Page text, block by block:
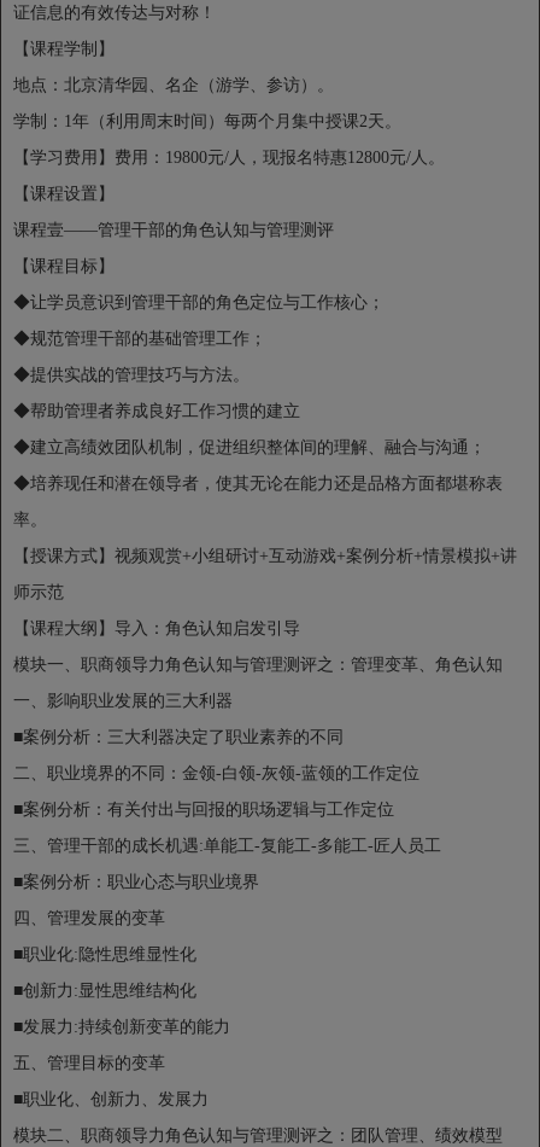
证信息的有效传达与对称！
【课程学制】
地点：北京清华园、名企（游学、参访）。
学制：1年（利用周末时间）每两个月集中授课2天。
【学习费用】费用：19800元/人，现报名特惠12800元/人。
【课程设置】
课程壹——管理干部的角色认知与管理测评
【课程目标】
◆让学员意识到管理干部的角色定位与工作核心；
◆规范管理干部的基础管理工作；
◆提供实战的管理技巧与方法。
◆帮助管理者养成良好工作习惯的建立
◆建立高绩效团队机制，促进组织整体间的理解、融合与沟通；
◆培养现任和潜在领导者，使其无论在能力还是品格方面都堪称表
率。
【授课方式】视频观赏+小组研讨+互动游戏+案例分析+情景模拟+讲
师示范
【课程大纲】导入：角色认知启发引导
模块一、职商领导力角色认知与管理测评之：管理变革、角色认知
一、影响职业发展的三大利器
■案例分析：三大利器决定了职业素养的不同
二、职业境界的不同：金领-白领-灰领-蓝领的工作定位
■案例分析：有关付出与回报的职场逻辑与工作定位
三、管理干部的成长机遇:单能工-复能工-多能工-匠人员工
■案例分析：职业心态与职业境界
四、管理发展的变革
■职业化:隐性思维显性化
■创新力:显性思维结构化
■发展力:持续创新变革的能力
五、管理目标的变革
■职业化、创新力、发展力
模块二、职商领导力角色认知与管理测评之：团队管理、绩效模型